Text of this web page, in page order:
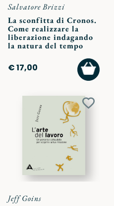
Salvatore Brizzi
La sconfitta di Cronos.
Come realizzare la
liberazione indagando
la natura del tempo
€ 17,00
AL
Jeff Goins